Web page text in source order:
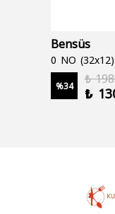
Bensüs
0 NO
%34
₺
₺